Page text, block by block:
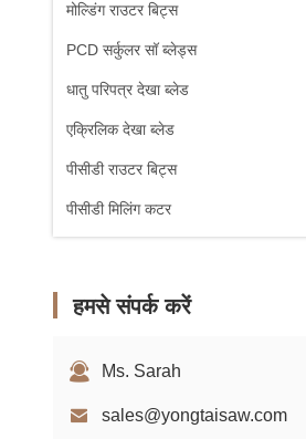
मोल्डिंग राउटर बिट्स
PCD सर्कुलर सॉ ब्लेड्स
धातु परिपत्र देखा ब्लेड
एक्रिलिक देखा ब्लेड
पीसीडी राउटर बिट्स
पीसीडी मिलिंग कटर
हमसे संपर्क करें
Ms. Sarah
sales@yongtaisaw.com